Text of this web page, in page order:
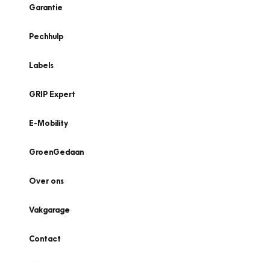
Garantie
Pechhulp
Labels
GRIP Expert
E-Mobility
GroenGedaan
Over ons
Vakgarage
Contact